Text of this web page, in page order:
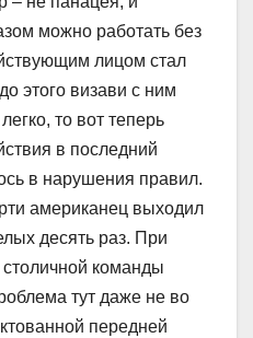
можно работать без
лицом стал
этого визави с ним
то вот теперь
в последний
в нарушения правил.
американец выходил
десять раз. При
столичной команды
тут даже не во
передней